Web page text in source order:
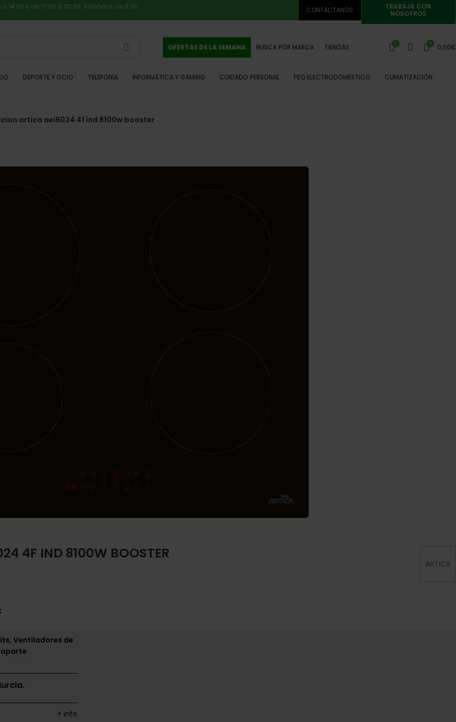
a 14:00 y de 17:00 a 20:30. Sábados de 9:00
CONTÁCTANOS
TRABAJA CON
NOSOTROS
OFERTAS DE LA SEMANA BUSCA POR MARCA TIENDAS 0 0 0,00€
DEPORTE Y OCIO TELEFONÍA INFORMÁTICA Y GAMING CUIDADO PERSONAL PEQ ELECTRODOMÉSTICO CLIMATIZACIÓN
artica aei6024 4f ind 8100w booster
ARTICA
4F IND 8100W BOOSTER
Ventiladores de
aparte
+ info